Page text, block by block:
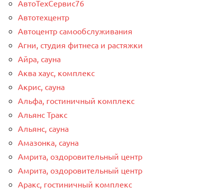
АвтоТехСервис76
Автотехцентр
Автоцентр самообслуживания
Агни, студия фитнеса и растяжки
Айра, сауна
Аква хаус, комплекс
Акрис, сауна
Альфа, гостиничный комплекс
Альянс Тракс
Альянс, сауна
Амазонка, сауна
Амрита, оздоровительный центр
Амрита, оздоровительный центр
Аракс, гостиничный комплекс